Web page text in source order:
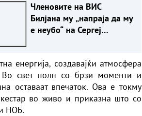
Членовите на ВИС
Билјана му „напраја да му
е неубо“ на Сергеј
енергија, создавајќи атмосфера
Во свет полн со брзи моменти и
оставаат впечаток. Ова е токму
во живо и приказна што со
НОБ.